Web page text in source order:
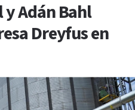
Adán Bahl
Dreyfus en